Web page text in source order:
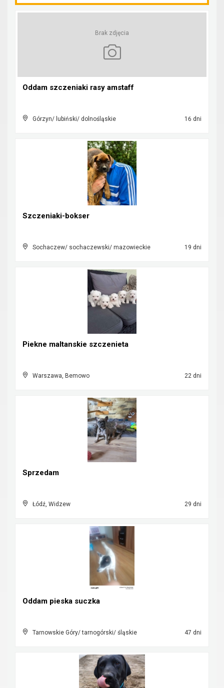
Brak zdjęcia
Oddam szczeniaki rasy amstaff
Górzyn/ lubiński/ dolnośląskie 16 dni
Szczeniaki-bokser
Sochaczew/ sochaczewski/ mazowieckie 19 dni
Piekne maltanskie szczenieta
Warszawa, Bemowo 22 dni
Sprzedam
Łódź, Widzew 29 dni
Oddam pieska suczka
Tarnowskie Góry/ tarnogórski/ śląskie 47 dni